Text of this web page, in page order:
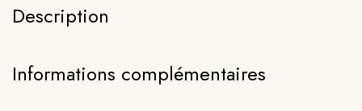
Description
Informations complémentaires